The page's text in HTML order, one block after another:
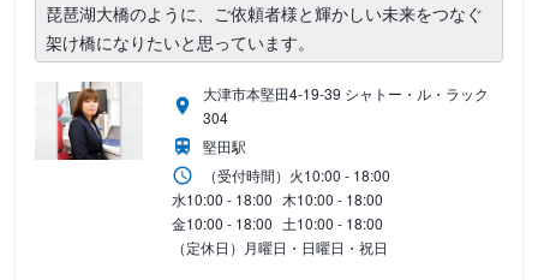
琵琶湖大橋のように、ご依頼者様と輝かしい未来をつなぐ
架け橋になりたいと思っています。
大津市本堅田4-19-39 シャトー・ル・ラック
304
堅田駅
（受付時間） 火10:00 - 18:00
水10:00 - 18:00 木10:00 - 18:00
金10:00 - 18:00 土10:00 - 18:00
（定休日）月曜日・日曜日・祝日